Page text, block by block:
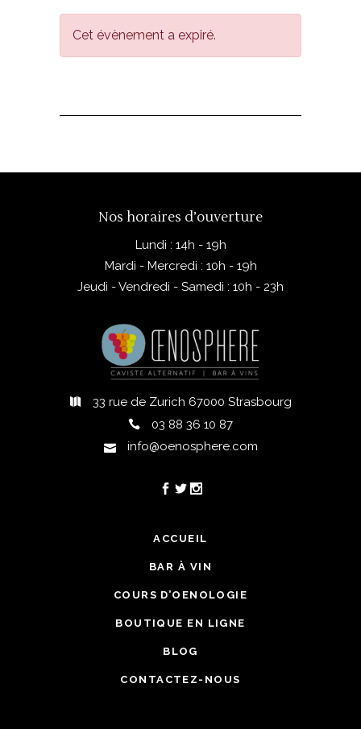
Cet évènement a expiré.
Nos horaires d’ouverture
Lundi : 14h - 19h
Mardi - Mercredi : 10h - 19h
Jeudi - Vendredi - Samedi : 10h - 23h
33 rue de Zurich 67000 Strasbourg
03 88 36 10 87
info@oenosphere.com
ACCUEIL
BAR À VIN
COURS D’OENOLOGIE
BOUTIQUE EN LIGNE
BLOG
CONTACTEZ-NOUS